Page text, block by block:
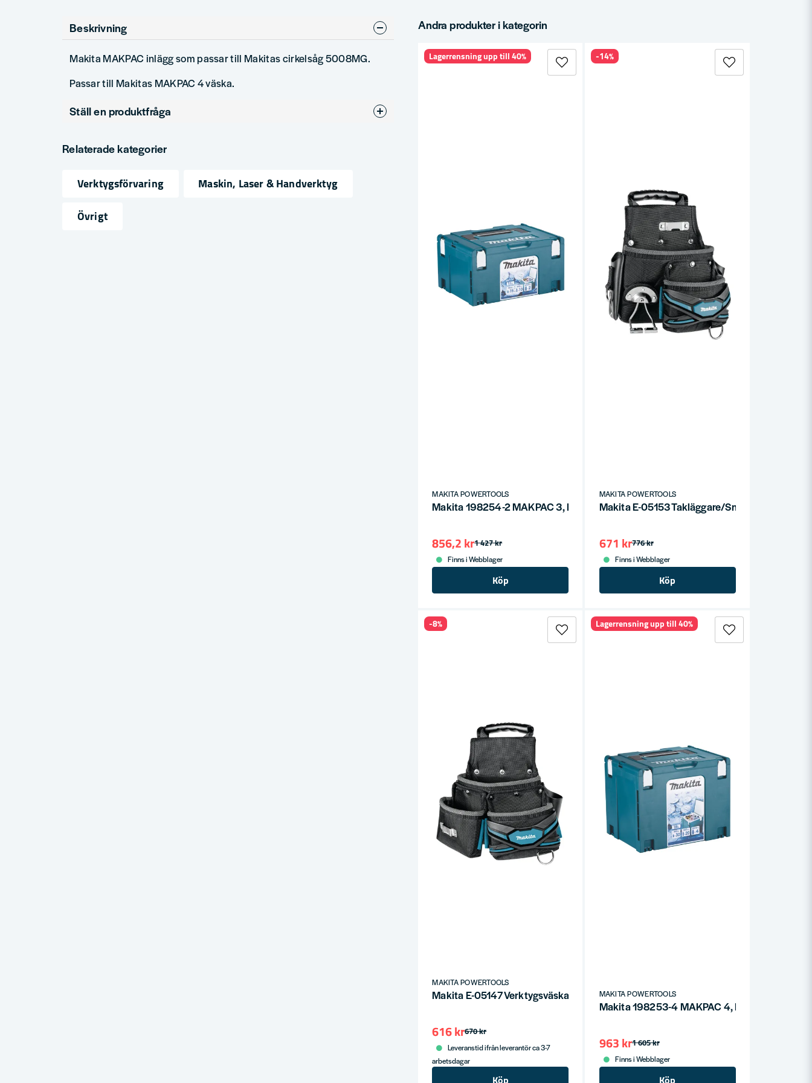
Beskrivning
Makita MAKPAC inlägg som passar till Makitas cirkelsåg 5008MG.
Passar till Makitas MAKPAC 4 väska.
Ställ en produktfråga
Fråga oss något om denna produkten...
Namn
Relaterade kategorier
Verktygsförvaring
Maskin, Laser & Handverktyg
Övrigt
Andra produkter i kategorin
MAKITA POWERTOOLS
Makita 198254-2 MAKPAC 3, Kylväska 11L
1 427 kr
856,2 kr
Finns i Webblager
Köp
Lagerrensning upp till 40%
MAKITA POWERTOOLS
Makita E-05153 Takläggare/Snickarväska
776 kr
671 kr
Finns i Webblager
Köp
-14%
MAKITA POWERTOOLS
Makita E-05147 Verktygsväska
670 kr
616 kr
Leveranstid ifrån leverantör ca 3-7
arbetsdagar
-8%
MAKITA POWERTOOLS
Makita 198253-4 MAKPAC 4, Kylväska 18L
1 605 kr
963 kr
Finns i Webblager
Lagerrensning upp till 40%